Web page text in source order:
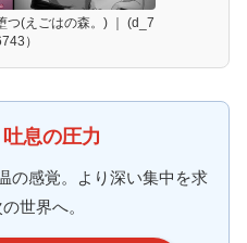
つ(えごはの森。) ｜ (d_7
）
息の圧力
の感覚。より深い集中を求
世界へ。